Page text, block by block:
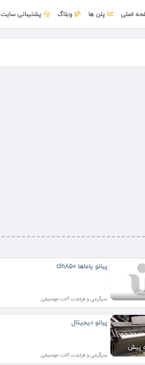
اصلی پلن ها وبلاگ پشتیبانی سایت
پیانو یاماها cln850
سرگرمی و فراغت، آلات موسیقی
پیانو دیجیتال
سرگرمی و فراغت، آلات موسیقی